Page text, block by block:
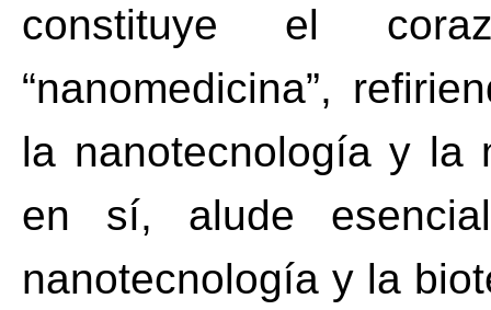
constituye el
“nanomedicina”,
la nanotecnología y la
en sí, alude
nanotecnología y la